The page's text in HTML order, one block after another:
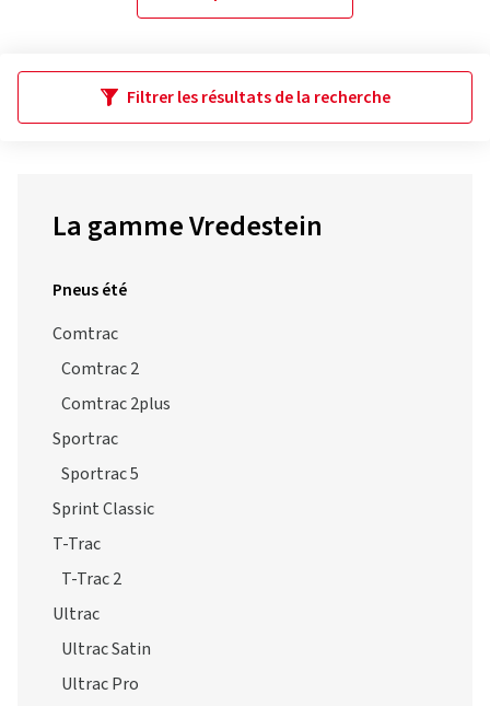
Filtrer les résultats de la recherche
La gamme Vredestein
Pneus été
Comtrac
Comtrac 2
Comtrac 2plus
Sportrac
Sportrac 5
Sprint Classic
T-Trac
T-Trac 2
Ultrac
Ultrac Satin
Ultrac Pro